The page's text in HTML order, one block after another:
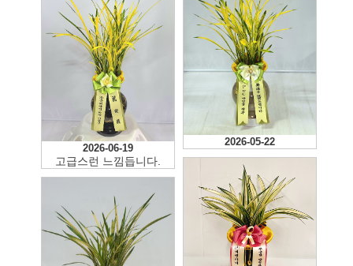
2026-06-19
고급스런 느낌듭니다.
2026-05-22